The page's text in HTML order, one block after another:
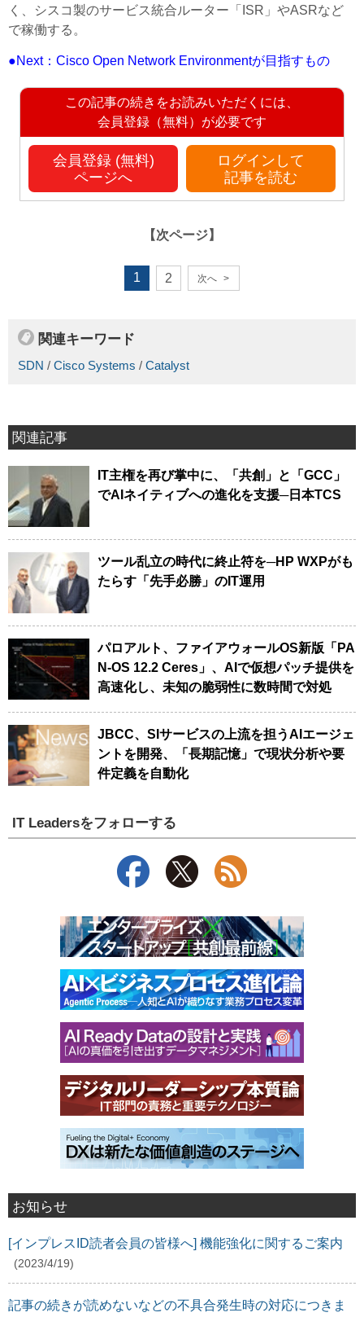
く、シスコ製のサービス統合ルーター「ISR」やASRなど
で稼働する。
●Next：Cisco Open Network Environmentが目指すもの
この記事の続きをお読みいただくには、
会員登録（無料）が必要です
会員登録 (無料)
ページへ
ログインして
記事を読む
【次ページ】
1 2 次へ >
関連キーワード
SDN / Cisco Systems / Catalyst
関連記事
IT主権を再び掌中に、「共創」と「GCC」
でAIネイティブへの進化を支援─日本TCS
ツール乱立の時代に終止符を─HP WXPがも
たらす「先手必勝」のIT運用
パロアルト、ファイアウォールOS新版「PA
N-OS 12.2 Ceres」、AIで仮想パッチ提供を
高速化し、未知の脆弱性に数時間で対処
JBCC、SIサービスの上流を担うAIエージェ
ントを開発、「長期記憶」で現状分析や要
件定義を自動化
IT Leadersをフォローする
お知らせ
[インプレスID読者会員の皆様へ] 機能強化に関するご案内
(2023/4/19)
記事の続きが読めないなどの不具合発生時の対応につきま